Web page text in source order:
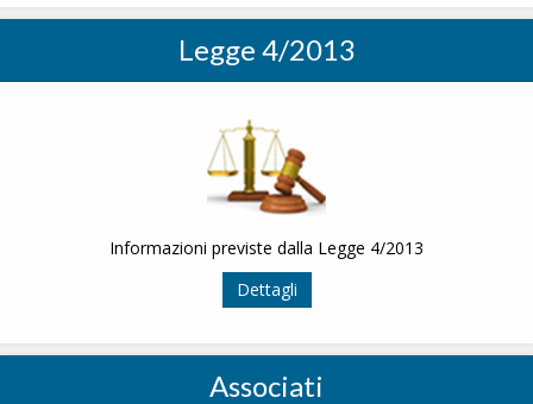
Legge 4/2013
Informazioni previste dalla Legge 4/2013
Dettagli
Associati